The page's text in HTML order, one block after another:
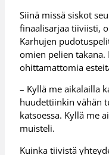
Siinä missä siskot
finaalisarjaa tiiviisti,
Karhujen
omien pelien takana.
ohittamattomia
– Kyllä me aikalailla
huudettiinkin vähän
katsoessa. Kyllä me
muisteli.
Kuinka tiivistä